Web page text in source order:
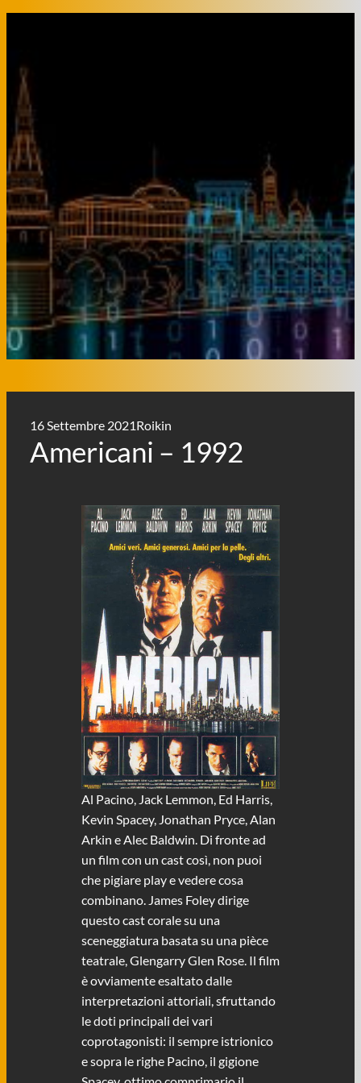
16 Settembre 2021Roikin
Americani – 1992
Al Pacino, Jack Lemmon, Ed Harris,
Kevin Spacey, Jonathan Pryce, Alan
Arkin e Alec Baldwin. Di fronte ad
un film con un cast così, non puoi
che pigiare play e vedere cosa
combinano. James Foley dirige
questo cast corale su una
sceneggiatura basata su una pièce
teatrale, Glengarry Glen Rose. Il film
è ovviamente esaltato dalle
interpretazioni attoriali, sfruttando
le doti principali dei vari
coprotagonisti: il sempre istrionico
e sopra le righe Pacino, il gigione